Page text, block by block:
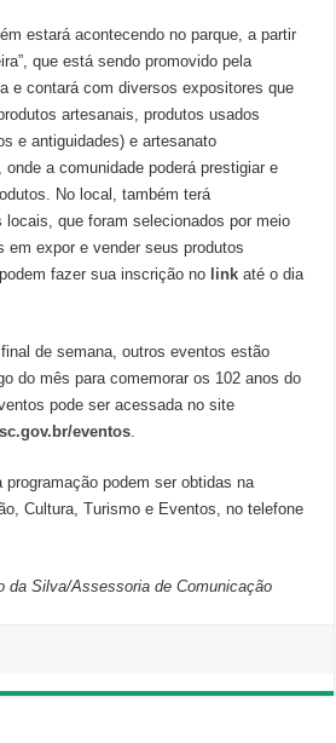
estará acontecendo no parque, a partir
que está sendo promovido pela
e contará com diversos expositores que
artesanais, produtos usados
e antiguidades) e artesanato
a comunidade poderá prestigiar e
No local, também terá
que foram selecionados por meio
em expor e vender seus produtos
fazer sua inscrição no link até o dia
de semana, outros eventos estão
do mês para comemorar os 102 anos do
pode ser acessada no site
eventos
podem ser obtidas na
Cultura, Turismo e Eventos, no telefone
da Silva/Assessoria de Comunicação